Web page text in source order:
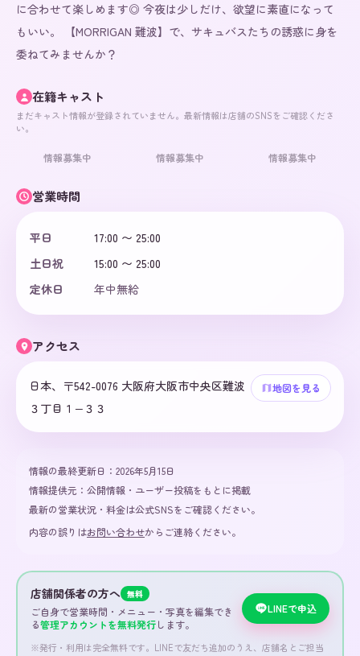
に合わせて楽しめます◎ 今夜は少しだけ、欲望に素直になって
もいい。 【MORRIGAN 難波】で、サキュバスたちの誘惑に身を
委ねてみませんか？
在籍キャスト
まだキャスト情報が登録されていません。最新情報は店舗のSNSをご確認くださ
い。
情報募集中 情報募集中 情報募集中
営業時間
平日
17:00 〜 25:00
土日祝
15:00 〜 25:00
定休日
年中無給
アクセス
日本、〒542-0076 大阪府大阪市中央区難波
３丁目１−３３
地図を見る
情報の最終更新日： 2026年5月15日
情報提供元： 公開情報・ユーザー投稿をもとに掲載
最新の営業状況・料金は公式SNSをご確認ください。
内容の誤りはお問い合わせからご連絡ください。
店舗関係者の方へ 無料
ご自身で営業時間・メニュー・写真を編集でき
る管理アカウントを無料発行します。
LINEで申込
※発行・利用は完全無料です。LINEで友だち追加のうえ、店舗名とご担当